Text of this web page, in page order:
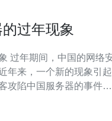
过年现象
年来，一个新的现象引起
攻陷中国服务器的事件。
现高峰期。许多人利用假